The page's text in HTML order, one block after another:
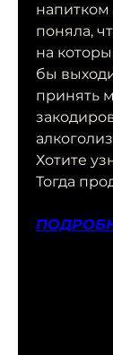
напитком
поняла,
на
бы
принять
Хотите
Тогда